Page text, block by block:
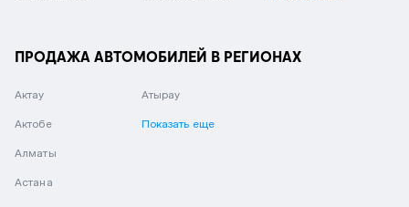
ПРОДАЖА АВТОМОБИЛЕЙ В РЕГИОНАХ
Актау
Актобе
Алматы
Астана
Атырау
Показать еще